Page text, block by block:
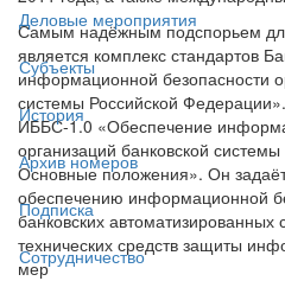
Деловые мероприятия
Субъекты
История
Архив номеров
Подписка
Сотрудничество
Самым надёжным подспорьем
является комплекс стандартов
информационной безопасности
системы Российской
ИББС-1.0 «Обеспечение
организаций банковской
Основные положения». Он
обеспечению информационной
банковских
технических средств защиты
мер